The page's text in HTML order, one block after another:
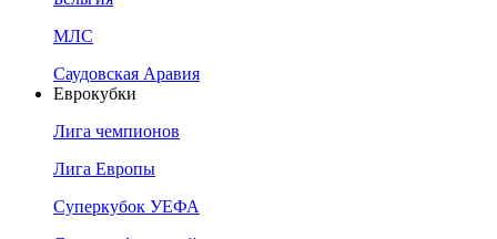
МЛС
Саудовская Аравия
Еврокубки
Лига чемпионов
Лига Европы
Суперкубок УЕФА